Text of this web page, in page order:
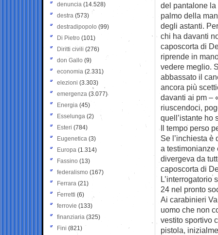
del pantalone
palmo della
degli astanti.
chi ha davanti
caposcorta di
riprende in
vedere meglio.
abbassato il
ancora più
davanti ai pm –
riuscendoci,
quell’istante ho
Il tempo perso
Se l’inchiesta è
a testimonianze
divergeva da
caposcorta di
L’interrogatorio
24 nel pronto
Ai carabinieri
uomo che non
vestito sportivo
pistola,
denuncia (14.528)
destra (573)
destradipopolo (99)
Di Pietro (101)
Diritti civili (276)
don Gallo (9)
economia (2.331)
elezioni (3.303)
emergenza (3.077)
Energia (45)
Esselunga (2)
Esteri (784)
Eugenetica (3)
Europa (1.314)
Fassino (13)
federalismo (167)
Ferrara (21)
Ferretti (6)
ferrovie (133)
finanziaria (325)
Fini (821)